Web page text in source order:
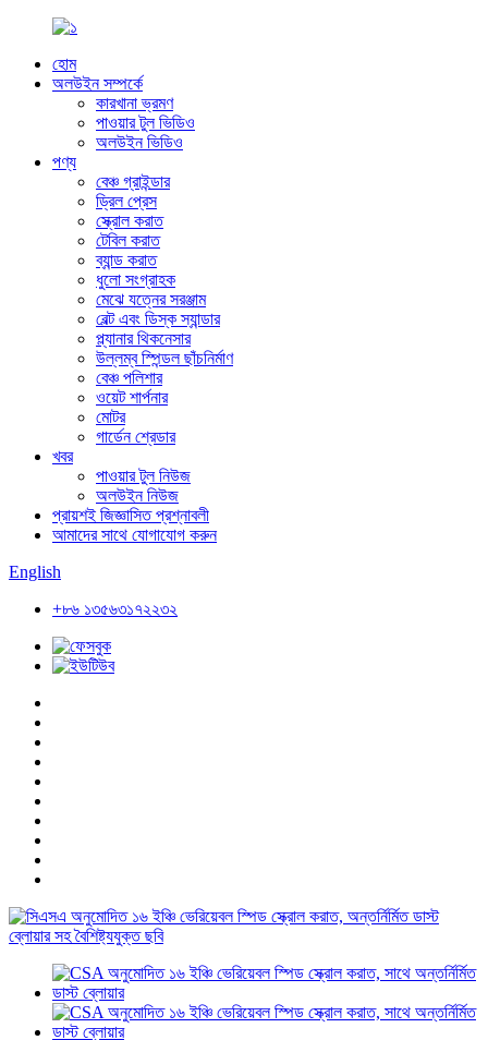
হোম
অলউইন সম্পর্কে
কারখানা ভ্রমণ
পাওয়ার টুল ভিডিও
অলউইন ভিডিও
পণ্য
বেঞ্চ গ্রাইন্ডার
ড্রিল প্রেস
স্ক্রোল করাত
টেবিল করাত
ব্যান্ড করাত
ধুলো সংগ্রাহক
মেঝে যত্নের সরঞ্জাম
বেল্ট এবং ডিস্ক স্যান্ডার
প্ল্যানার থিকনেসার
উল্লম্ব স্পিন্ডল ছাঁচনির্মাণ
বেঞ্চ পলিশার
ওয়েট শার্পনার
মোটর
গার্ডেন শ্রেডার
খবর
পাওয়ার টুল নিউজ
অলউইন নিউজ
প্রায়শই জিজ্ঞাসিত প্রশ্নাবলী
আমাদের সাথে যোগাযোগ করুন
English
+৮৬ ১৩৫৬৩১৭২২৩২